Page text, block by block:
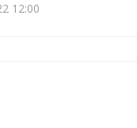
12:00